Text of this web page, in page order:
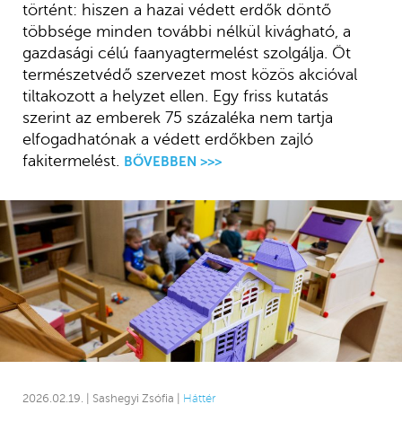
2026.02.19. | Sashegyi Zsófia | Háttér
történt: hiszen a hazai védett erdők döntő
többsége minden további nélkül kivágható, a
gazdasági célú faanyagtermelést szolgálja. Öt
természetvédő szervezet most közös akcióval
tiltakozott a helyzet ellen. Egy friss kutatás
szerint az emberek 75 százaléka nem tartja
elfogadhatónak a védett erdőkben zajló
fakitermelést. BŐVEBBEN >>>